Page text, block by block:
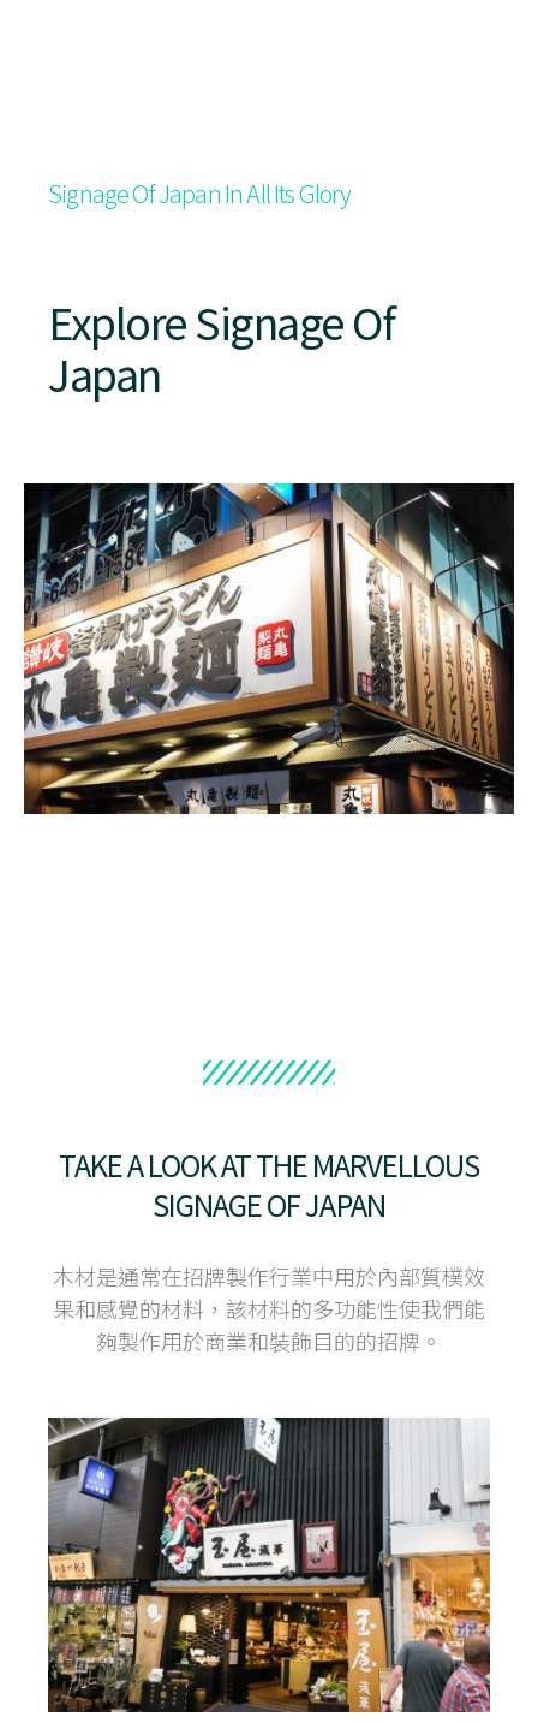
Signage Of Japan In All Its Glory
Explore Signage Of
Japan
TAKE A LOOK AT THE MARVELLOUS
SIGNAGE OF JAPAN
木材是通常在招牌製作行業中用於內部質樸效
果和感覺的材料，該材料的多功能性使我們能
夠製作用於商業和裝飾目的的招牌。